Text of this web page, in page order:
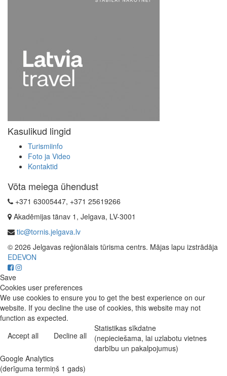
Kasulikud lingid
Turismiinfo
Foto ja Video
Kontaktid
Võta meiega ühendust
+371 63005447, +371 25619266
Akadēmijas tänav 1, Jelgava, LV-3001
tic@tornis.jelgava.lv
© 2026 Jelgavas reģionālais tūrisma centrs. Mājas lapu izstrādāja
EDEVON
Save
Cookies user preferences
We use cookies to ensure you to get the best experience on our
website. If you decline the use of cookies, this website may not
function as expected.
Accept all
Decline all
Statistikas sīkdatne
(nepieciešama, lai uzlabotu vietnes
darbību un pakalpojumus)
Google Analytics
(derīguma termiņš 1 gads)